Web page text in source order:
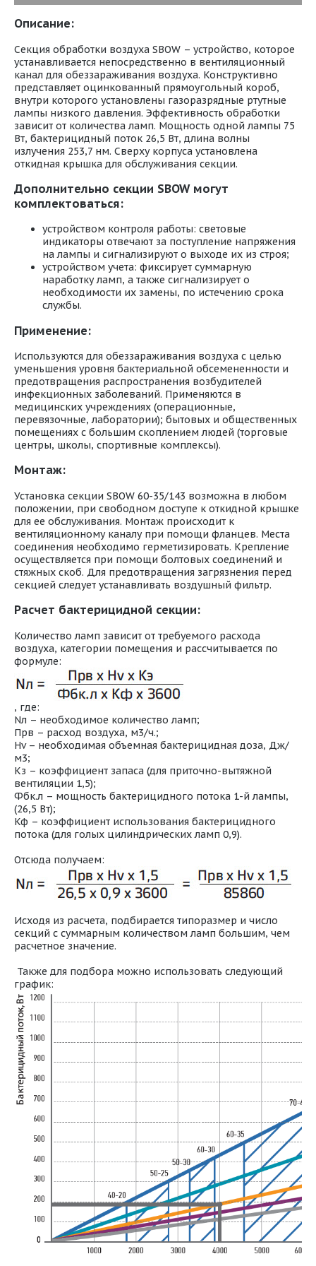
Описание:
Секция обработки воздуха SBOW – устройство, которое
устанавливается непосредственно в вентиляционный
канал для обеззараживания воздуха. Конструктивно
представляет оцинкованный прямоугольный короб,
внутри которого установлены газоразрядные ртутные
лампы низкого давления. Эффективность обработки
зависит от количества ламп. Мощность одной лампы 75
Вт, бактерицидный поток 26,5 Вт, длина волны
излучения 253,7 нм. Сверху корпуса установлена
откидная крышка для обслуживания секции.
Дополнительно секции SBOW могут
комплектоваться:
устройством контроля работы: световые
индикаторы отвечают за поступление напряжения
на лампы и сигнализируют о выходе их из строя;
устройством учета: фиксирует суммарную
наработку ламп, а также сигнализирует о
необходимости их замены, по истечению срока
службы.
Применение:
Используются для обеззараживания воздуха с целью
уменьшения уровня бактериальной обсемененности и
предотвращения распространения возбудителей
инфекционных заболеваний. Применяются в
медицинских учреждениях (операционные,
перевязочные, лаборатории); бытовых и общественных
помещениях с большим скоплением людей (торговые
центры, школы, спортивные комплексы).
Монтаж:
Установка секции SBOW 60-35/143 возможна в любом
положении, при свободном доступе к откидной крышке
для ее обслуживания. Монтаж происходит к
вентиляционному каналу при помощи фланцев. Места
соединения необходимо герметизировать. Крепление
осуществляется при помощи болтовых соединений и
стяжных скоб. Для предотвращения загрязнения перед
секцией следует устанавливать воздушный фильтр.
Расчет бактерицидной секции:
Количество ламп зависит от требуемого расхода
воздуха, категории помещения и рассчитывается по
формуле:
, где:
Nл – необходимое количество ламп;
Прв – расход воздуха, м3/ч.;
Hv – необходимая объемная бактерицидная доза, Дж/
м3;
Кз – коэффициент запаса (для приточно-вытяжной
вентиляции 1,5);
Фбк.л – мощность бактерицидного потока 1-й лампы,
(26,5 Вт);
Кф – коэффициент использования бактерицидного
потока (для голых цилиндрических ламп 0,9).
Отсюда получаем:
Исходя из расчета, подбирается типоразмер и число
секций с суммарным количеством ламп большим, чем
расчетное значение.
Также для подбора можно использовать следующий
график: